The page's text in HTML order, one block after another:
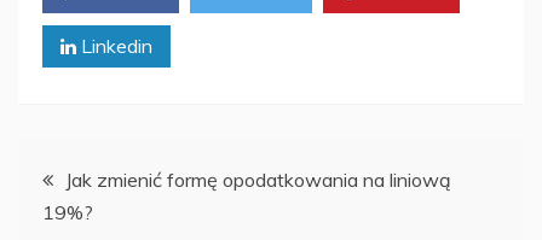
Linkedin
Nawigacja
Jak zmienić formę opodatkowania na liniową
19%?